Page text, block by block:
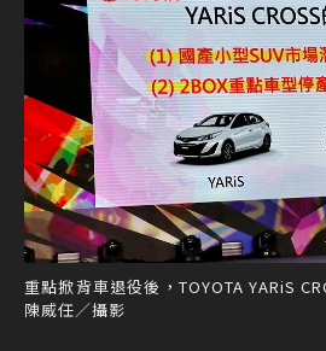
重點掀背車退役後，TOYOTA YARiS
陳威任／攝影